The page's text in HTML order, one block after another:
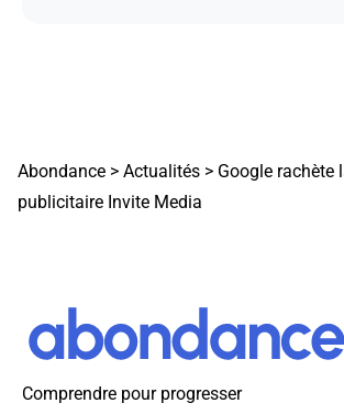
Abondance > Actualités > Google rachète
publicitaire Invite Media
Comprendre pour progresser